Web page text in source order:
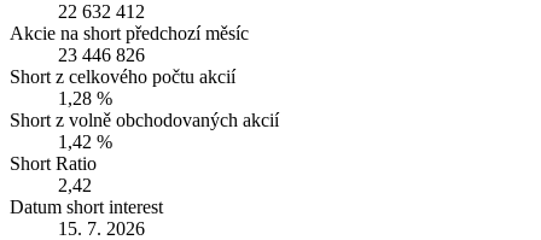
22 632 412
Akcie na short předchozí měsíc
23 446 826
Short z celkového počtu akcií
1,28 %
Short z volně obchodovaných akcií
1,42 %
Short Ratio
2,42
Datum short interest
15. 7. 2026